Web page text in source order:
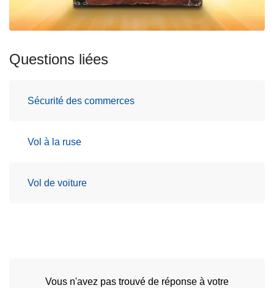
Questions liées
Sécurité des commerces
Vol à la ruse
Vol de voiture
Vous n'avez pas trouvé de réponse à votre